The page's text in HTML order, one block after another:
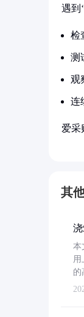
遇到
检
测
观
连
爱采
其
本
用
的